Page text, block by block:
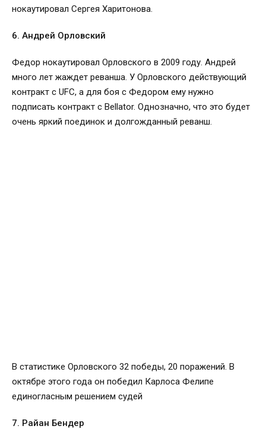
нокаутировал Сергея Харитонова.
6. Андрей Орловский
Федор нокаутировал Орловского в 2009 году. Андрей
много лет жаждет реванша. У Орловского действующий
контракт с UFC, а для боя с Федором ему нужно
подписать контракт с Bellator. Однозначно, что это будет
очень яркий поединок и долгожданный реванш.
В статистике Орловского 32 победы, 20 поражений. В
октябре этого года он победил Карлоса Фелипе
единогласным решением судей
7. Райан Бендер